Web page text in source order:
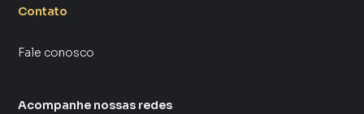
Contato
Fale conosco
Acompanhe nossas redes